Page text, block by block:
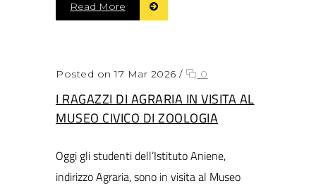
Read More
Posted on 17 Mar 2026 / 0
I RAGAZZI DI AGRARIA IN VISITA AL
MUSEO CIVICO DI ZOOLOGIA
Oggi gli studenti dell’Istituto Aniene,
indirizzo Agraria, sono in visita al Museo